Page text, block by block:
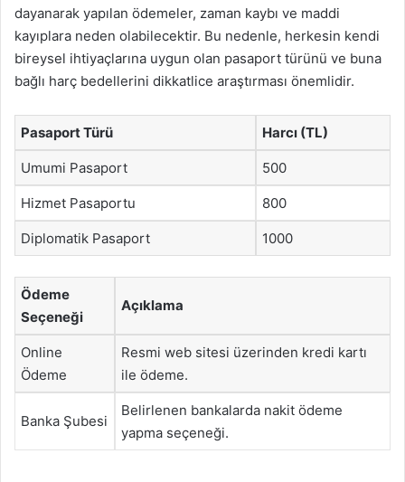
dayanarak yapılan ödemeler, zaman kaybı ve maddi
kayıplara neden olabilecektir. Bu nedenle, herkesin kendi
bireysel ihtiyaçlarına uygun olan pasaport türünü ve buna
bağlı harç bedellerini dikkatlice araştırması önemlidir.
Pasaport Türü Harcı (TL)
Umumi Pasaport 500
Hizmet Pasaportu 800
Diplomatik Pasaport 1000
Ödeme
Seçeneği
Açıklama
Online
Ödeme
Resmi web sitesi üzerinden kredi kartı
ile ödeme.
Banka Şubesi
Belirlenen bankalarda nakit ödeme
yapma seçeneği.